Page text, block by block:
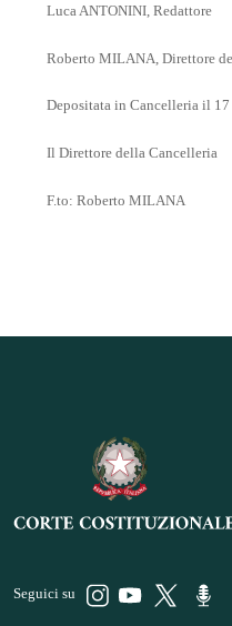
Luca ANTONINI, Redattore
Roberto MILANA, Direttore
Depositata in Cancelleria il
Il Direttore della Cancelleria
F.to: Roberto MILANA
Seguici su